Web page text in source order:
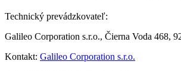
Technický prevádzkovateľ:
Galileo Corporation s.r.o., Čierna Voda 468,
Kontakt: Galileo Corporation s.r.o.